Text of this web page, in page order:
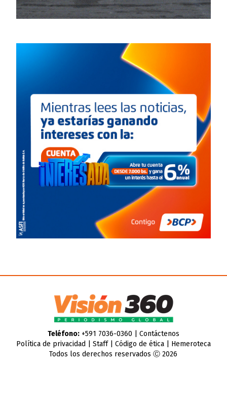
Teléfono:+591 7036-0360 | Contáctenos
Política de privacidad
Staff| Código de ética| Hemeroteca
Todos los derechos reservados Ⓒ 2026